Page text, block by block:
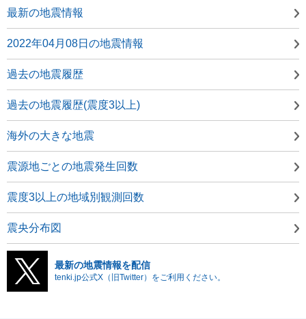
最新の地震情報
2022年04月08日の地震情報
過去の地震履歴
過去の地震履歴(震度3以上)
海外の大きな地震
震源地ごとの地震発生回数
震度3以上の地域別観測回数
震央分布図
最新の地震情報を配信
tenki.jp公式X（旧Twitter）をご利用ください。